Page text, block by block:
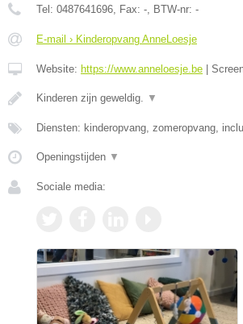
Tel: 0487641696 , Fax: - , BTW-nr: -
E-mail › Kinderopvang AnneLoesje
Website: https://www.anneloesje.be
Kinderen zijn geweldig. ▼
Diensten: kinderopvang, zomeropvang,
Openingstijden ▼
Sociale media: